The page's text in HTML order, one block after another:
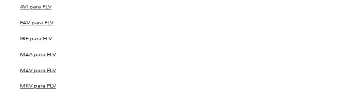
AVI para FLV
F4V para FLV
GIF para FLV
M4A para FLV
M4V para FLV
MKV para FLV